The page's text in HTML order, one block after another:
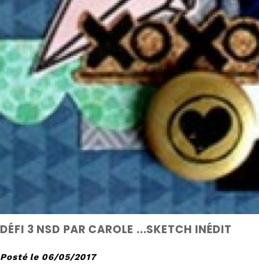
DÉFI 3 NSD PAR CAROLE ...SKETCH INÉDIT
Posté le 06/05/2017